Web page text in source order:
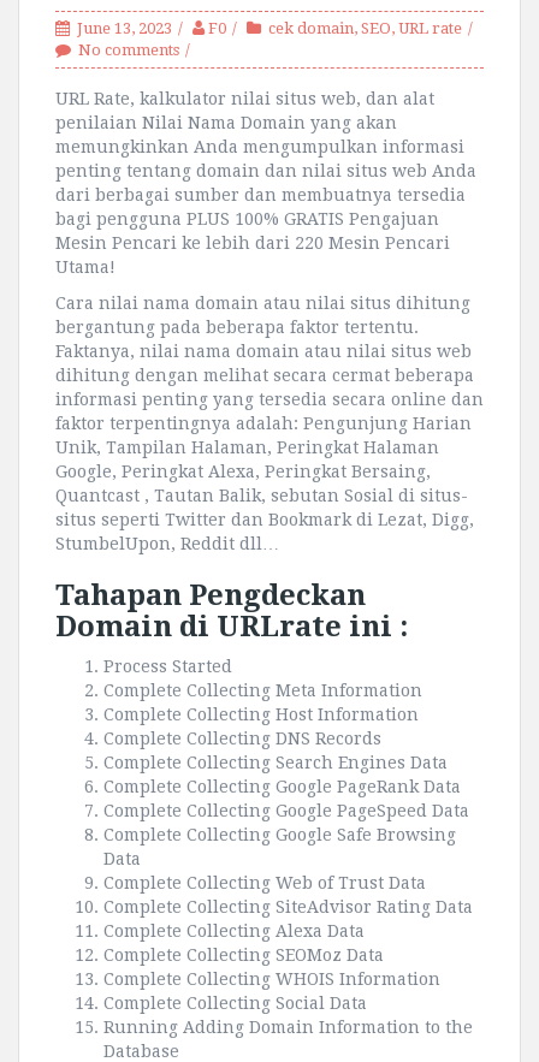
June 13, 2023 F0 cek domain, SEO, URL rate
No comments
URL Rate, kalkulator nilai situs web, dan alat
penilaian Nilai Nama Domain yang akan
memungkinkan Anda mengumpulkan informasi
penting tentang domain dan nilai situs web Anda
dari berbagai sumber dan membuatnya tersedia
bagi pengguna PLUS 100% GRATIS Pengajuan
Mesin Pencari ke lebih dari 220 Mesin Pencari
Utama!
Cara nilai nama domain atau nilai situs dihitung
bergantung pada beberapa faktor tertentu.
Faktanya, nilai nama domain atau nilai situs web
dihitung dengan melihat secara cermat beberapa
informasi penting yang tersedia secara online dan
faktor terpentingnya adalah: Pengunjung Harian
Unik, Tampilan Halaman, Peringkat Halaman
Google, Peringkat Alexa, Peringkat Bersaing,
Quantcast , Tautan Balik, sebutan Sosial di situs-
situs seperti Twitter dan Bookmark di Lezat, Digg,
StumbelUpon, Reddit dll…
Tahapan Pengdeckan
Domain di URLrate ini :
Process Started
Complete Collecting Meta Information
Complete Collecting Host Information
Complete Collecting DNS Records
Complete Collecting Search Engines Data
Complete Collecting Google PageRank Data
Complete Collecting Google PageSpeed Data
Complete Collecting Google Safe Browsing
Data
Complete Collecting Web of Trust Data
Complete Collecting SiteAdvisor Rating Data
Complete Collecting Alexa Data
Complete Collecting SEOMoz Data
Complete Collecting WHOIS Information
Complete Collecting Social Data
Running Adding Domain Information to the
Database